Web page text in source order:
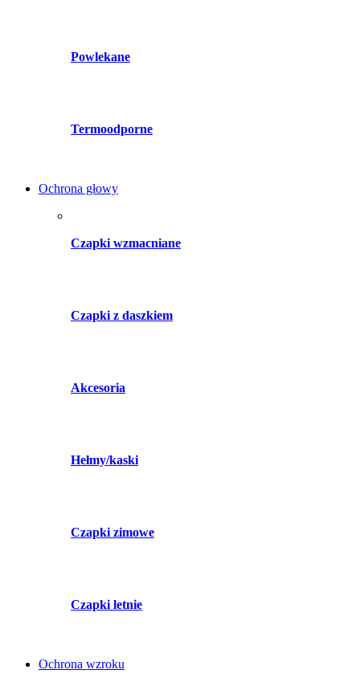
Powlekane
Termoodporne
Ochrona głowy
Czapki wzmacniane
Czapki z daszkiem
Akcesoria
Hełmy/kaski
Czapki zimowe
Czapki letnie
Ochrona wzroku